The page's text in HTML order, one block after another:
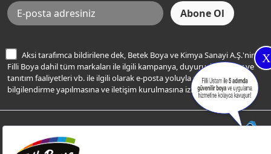
X
İnternet Sitesi Kullanım Koşulları
KVKK Talep Formu
KVKK Aydınlatma Metni
Aksi tarafımca bildirilene dek, Betek Boya ve Kimya Sanayi A.Ş.'nin
Filli Boya dahil tüm markaları ile ilgili kampanya, duyuru, hizmetler ve
tanıtım faaliyetleri vb. ile ilgili olarak e-posta yoluyla şahsıma
bilgilendirme yapılmasına ve iletişim kurulmasına izin veriyorum.